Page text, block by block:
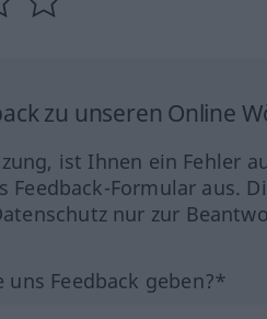
zu unseren Online
ist Ihnen ein Fehler
Feedback-Formular aus.
nur zur
uns Feedback geben?*